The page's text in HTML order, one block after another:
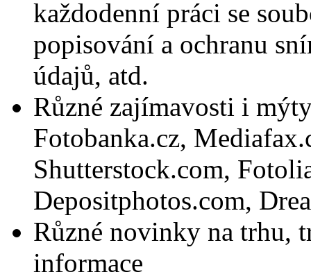
každodenní práci se
popisování a ochranu
údajů, atd.
Různé zajímavosti i
Fotobanka.cz,
Shutterstock.com,
Depositphotos.com,
Různé novinky na trhu,
informace